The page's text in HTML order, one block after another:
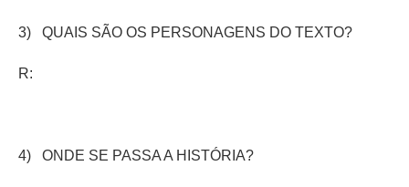
3) QUAIS SÃO OS PERSONAGENS DO TEXTO?
R:
4) ONDE SE PASSA A HISTÓRIA?